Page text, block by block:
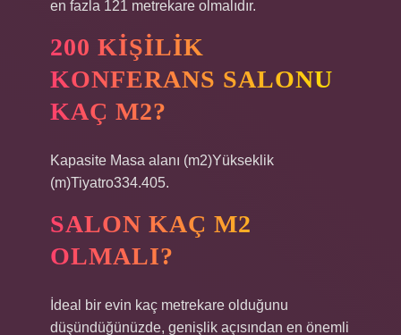
en fazla 121 metrekare olmalıdır.
200 KIŞILIK
KONFERANS SALONU
KAÇ M2?
Kapasite Masa alanı (m2)Yükseklik
(m)Tiyatro334.405.
SALON KAÇ M2
OLMALI?
İdeal bir evin kaç metrekare olduğunu
düşündüğünüzde, genişlik açısından en önemli